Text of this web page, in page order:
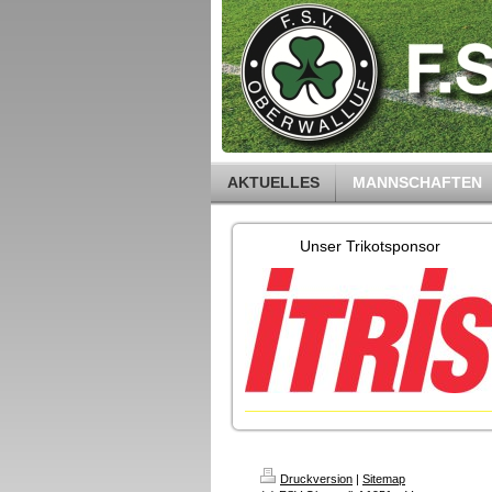
AKTUELLES MANNSCHAFTEN
Unser Trikotsponsor
Druckversion | Sitemap